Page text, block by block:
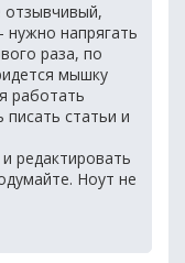
нужно напрягать
раза, по
мышку
работать
статьи и
редактировать
Ноут не